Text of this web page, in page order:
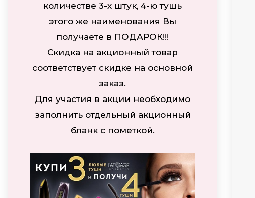
количестве 3-х штук, 4-ю тушь
этого же наименования Вы
получаете в ПОДАРОК!!!
Скидка на акционный товар
соответствует скидке на основной
заказ.
Для участия в акции необходимо
заполнить отдельный акционный
бланк с пометкой.